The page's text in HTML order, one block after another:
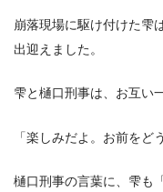
崩落現場に駆け付けた雫
出迎えました。
雫と樋口刑事は、お互い
「楽しみだよ。お前をど
樋口刑事の言葉に、雫も